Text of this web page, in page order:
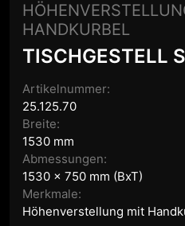
HANDKURBEL
TISCHGESTELL
Artikelnummer:
25.125.70
Breite:
1530 mm
Abmessungen:
1530 x 750 mm (BxT)
Merkmale:
Höhenverstellung mit